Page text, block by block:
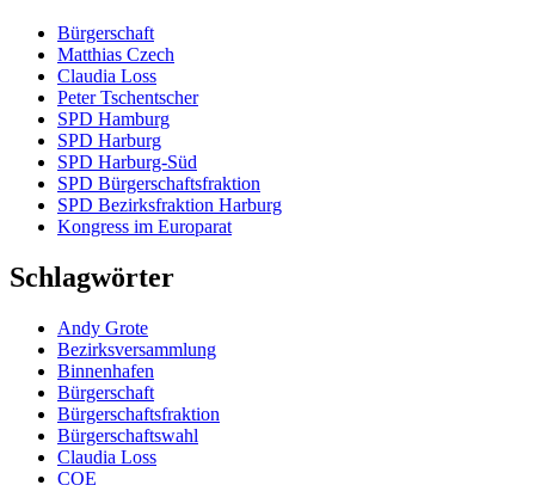
Bürgerschaft
Matthias Czech
Claudia Loss
Peter Tschentscher
SPD Hamburg
SPD Harburg
SPD Harburg-Süd
SPD Bürgerschaftsfraktion
SPD Bezirksfraktion Harburg
Kongress im Europarat
Schlagwörter
Andy Grote
Bezirksversammlung
Binnenhafen
Bürgerschaft
Bürgerschaftsfraktion
Bürgerschaftswahl
Claudia Loss
COE